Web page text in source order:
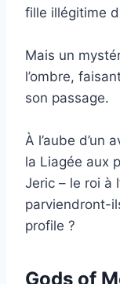
fille illégitime
Mais un
l’ombre,
son passage.
À l’aube d’un
la Liagée aux
Jeric – le roi à
parviendront-
profile ?
Gods of